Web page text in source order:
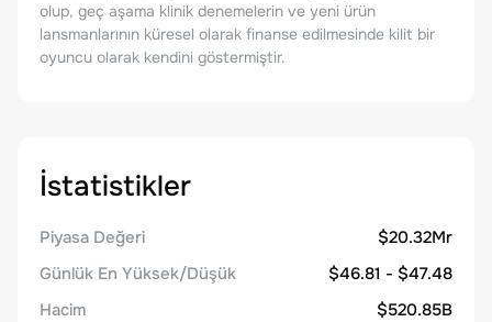
olup, geç aşama klinik denemelerin ve yeni ürün
lansmanlarının küresel olarak finanse edilmesinde kilit bir
oyuncu olarak kendini göstermiştir.
İstatistikler
Piyasa Değeri
$20.32Mr
Günlük En Yüksek/Düşük
$46.81 - $47.48
Hacim
$520.85B